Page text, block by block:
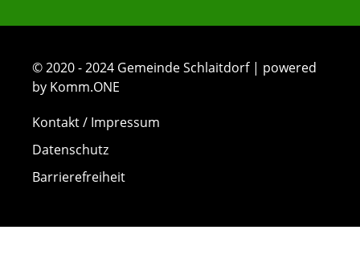
© 2020 - 2024 Gemeinde Schlaitdorf | powered
by Komm.ONE
Kontakt / Impressum
Datenschutz
Barrierefreiheit